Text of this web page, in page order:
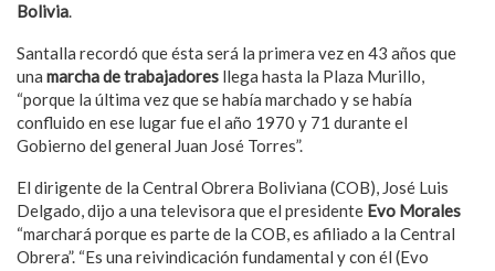
Bolivia.
Santalla recordó que ésta será la primera vez en 43 años que
una marcha de trabajadores llega hasta la Plaza Murillo,
“porque la última vez que se había marchado y se había
confluido en ese lugar fue el año 1970 y 71 durante el
Gobierno del general Juan José Torres”.
El dirigente de la Central Obrera Boliviana (COB), José Luis
Delgado, dijo a una televisora que el presidente Evo Morales
“marchará porque es parte de la COB, es afiliado a la Central
Obrera”. “Es una reivindicación fundamental y con él (Evo